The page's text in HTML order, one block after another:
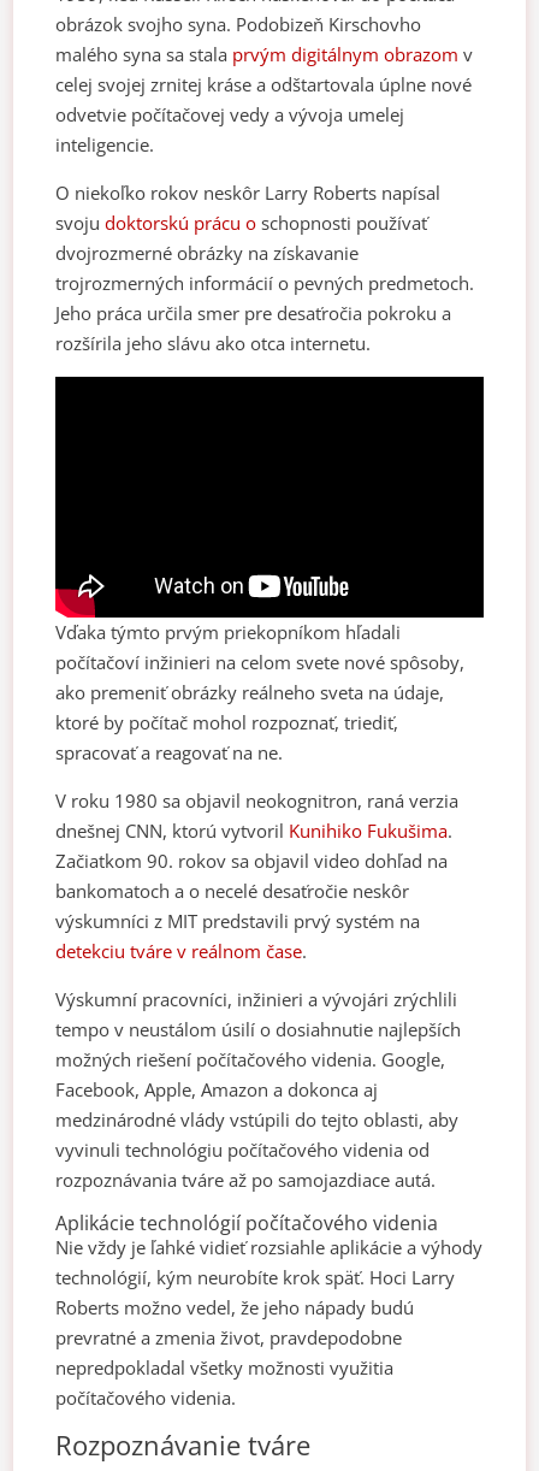
obrázok svojho syna. Podobizeň Kirschovho
malého syna sa stala prvým digitálnym obrazom v
celej svojej zrnitej kráse a odštartovala úplne nové
odvetvie počítačovej vedy a vývoja umelej
inteligencie.
O niekoľko rokov neskôr Larry Roberts napísal
svojudoktorskú prácu o schopnosti používať
dvojrozmerné obrázky na získavanie
trojrozmerných informácií o pevných predmetoch.
Jeho práca určila smer pre desaťročia pokroku a
rozšírila jeho slávu ako otca internetu.
Vďaka týmto prvým priekopníkom hľadali
počítačoví inžinieri na celom svete nové spôsoby,
ako premeniť obrázky reálneho sveta na údaje,
ktoré by počítač mohol rozpoznať, triediť,
spracovať a reagovať na ne.
V roku 1980 sa objavil neokognitron, raná verzia
dnešnej CNN, ktorú vytvoril Kunihiko Fukušima.
Začiatkom 90. rokov sa objavil video dohľad na
bankomatoch a o necelé desaťročie neskôr
výskumníci z MIT predstavili prvý systém na
detekciu tváre v reálnom čase.
Výskumní pracovníci, inžinieri a vývojári zrýchlili
tempo v neustálom úsilí o dosiahnutie najlepších
možných riešení počítačového videnia. Google,
Facebook, Apple, Amazon a dokonca aj
medzinárodné vlády vstúpili do tejto oblasti, aby
vyvinuli technológiu počítačového videnia od
rozpoznávania tváre až po samojazdiace autá.
Aplikácie technológií počítačového videnia
Nie vždy je ľahké vidieť rozsiahle aplikácie a výhody
technológií, kým neurobíte krok späť. Hoci Larry
Roberts možno vedel, že jeho nápady budú
prevratné a zmenia život, pravdepodobne
nepredpokladal všetky možnosti využitia
počítačového videnia.
Rozpoznávanie tváre